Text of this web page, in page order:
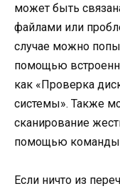
может быть
файлами или
случае можно
помощью
как «Проверка
системы». Также
сканирование
помощью команды
Если ничто из